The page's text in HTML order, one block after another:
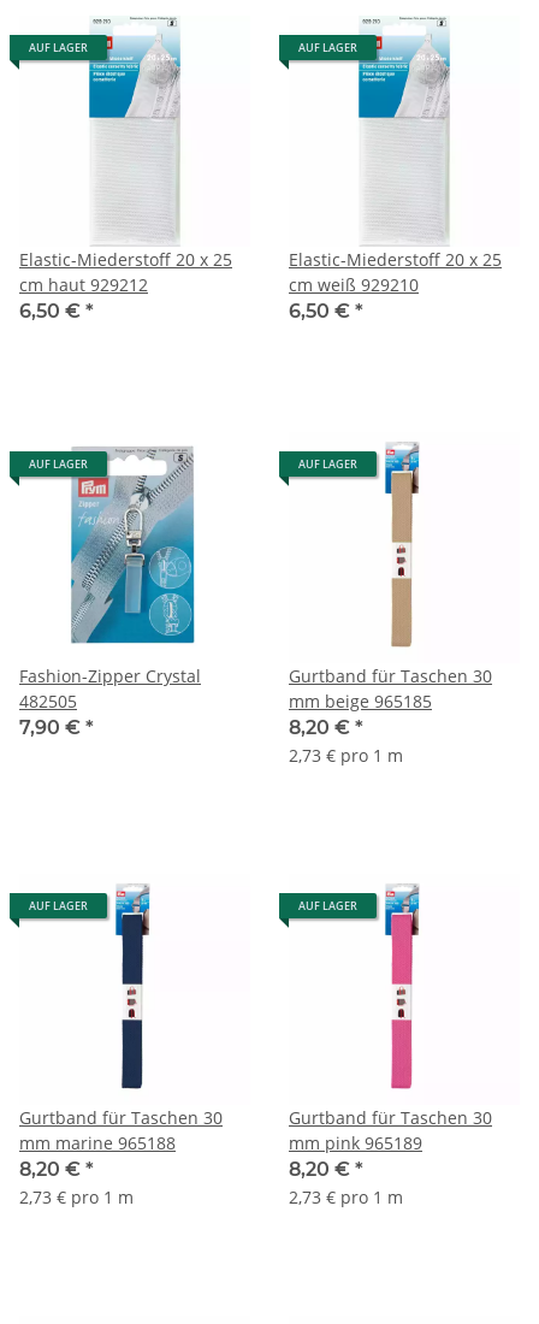
AUF LAGER
Elastic-Miederstoff 20 x 25
cm haut 929212
6,50 € *
AUF LAGER
Elastic-Miederstoff 20 x 25
cm weiß 929210
6,50 € *
AUF LAGER
Fashion-Zipper Crystal
482505
7,90 € *
AUF LAGER
Gurtband für Taschen 30
mm beige 965185
8,20 € *
2,73 € pro 1 m
AUF LAGER
Gurtband für Taschen 30
mm marine 965188
8,20 € *
2,73 € pro 1 m
AUF LAGER
Gurtband für Taschen 30
mm pink 965189
8,20 € *
2,73 € pro 1 m